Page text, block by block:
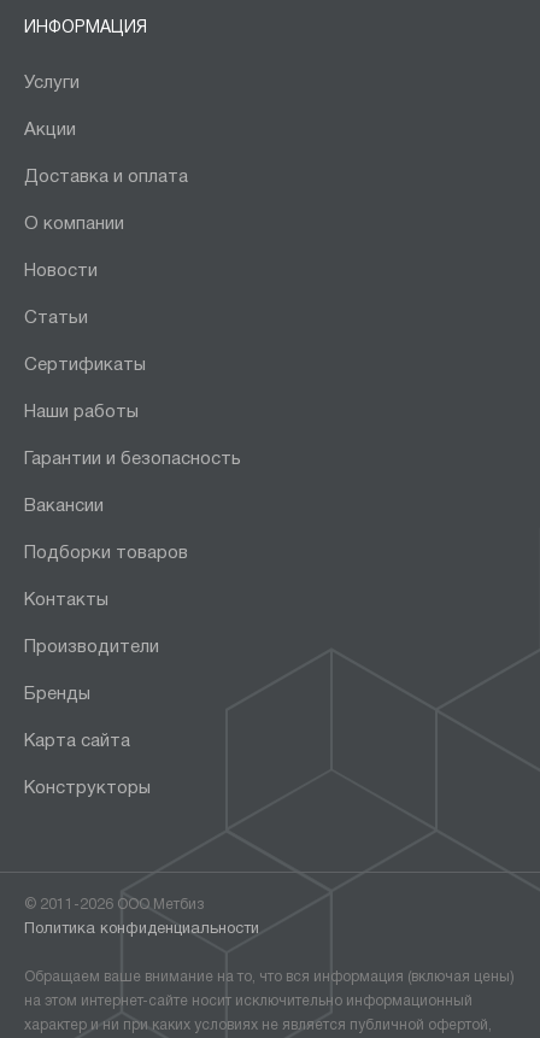
ИНФОРМАЦИЯ
Услуги
Акции
Доставка и оплата
О компании
Новости
Статьи
Сертификаты
Наши работы
Гарантии и безопасность
Вакансии
Подборки товаров
Контакты
Производители
Бренды
Карта сайта
Конструкторы
© 2011-2026 ООО Метбиз
Политика конфиденциальности
Обращаем ваше внимание на то, что вся информация (включая цены)
на этом интернет-сайте носит исключительно информационный
характер и ни при каких условиях не является публичной офертой,